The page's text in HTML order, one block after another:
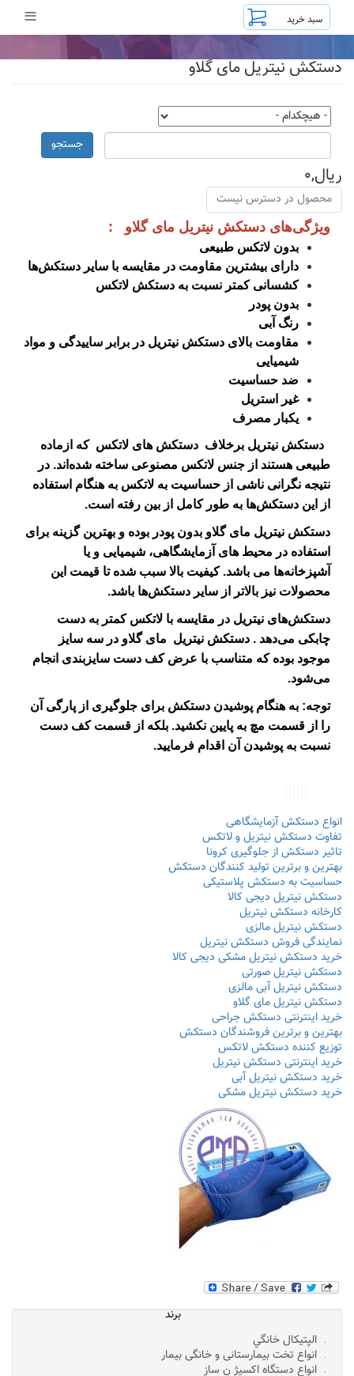
محتوای
≡
دستکش نیتریل مای گلاو
جستجو
ریال,۰
محصول در دسترس نیست
ویژگی‌های دستکش نیتریل مای گلاو :
بدون لاتکس طبیعی
دارای بیشترین مقاومت در مقایسه با سایر دستکش‌ها
کشسانی کمتر نسبت به دستکش لاتکس
بدون پودر
رنگ آبی
مقاومت بالای دستکش نیتریل در برابر ساییدگی و مواد
شیمیایی
ضد‌ حساسیت
غیر استریل
یکبار مصرف
دستکش‌ نیتریل برخلاف دستکش های لاتکس که ازماده
طبیعی هستند از جنس لاتکس مصنوعی ساخته شده‌اند. در
نتیجه نگرانی ناشی از حساسیت به لاتکس به هنگام استفاده
از این دستکش‌ها به طور کامل از بین رفته است.
دستکش نیتریل مای گلاو بدون پودر بوده و بهترین گزینه برای
استفاده در محیط‌ های آزمایشگاهی، شیمیایی و یا
آشپزخانه‌ها می‌ باشد. کیفیت بالا سبب شده تا قیمت این
محصولات نیز بالاتر از سایر دستکش‌ها باشد.
دستکش‌های نیتریل در مقایسه با لاتکس کمتر به دست
چابکی می‌دهد . دستکش نیتریل مای گلاو در سه سایز
موجود بوده که متناسب با عرض کف دست سایزبندی انجام
می‌شود.
توجه: به هنگام پوشیدن دستکش برای جلوگیری از پارگی آن
را از قسمت مچ به پایین نکشید. بلکه از قسمت کف دست
نسبت به پوشیدن آن اقدام فرمایید.
انواع دستکش آزمایشگاهی
تفاوت دستکش نیتریل و لاتکس
تاثیر دستکش از جلوگیری کرونا
بهترین و برترین تولید کنندگان دستکش
حساسیت به دستکش پلاستیکی
دستکش نیتریل دیجی کالا
کارخانه دستکش نیتریل
دستکش نیتریل مالزی
نمایندگی فروش دستکش نیتریل
خرید دستکش نیتریل مشکی دیجی کالا
دستکش نیتریل صورتی
دستکش نیتریل آبی مالزی
دستکش نیتریل مای گلاو
خرید اینترنتی دستکش جراحی
بهترین و برترین فروشندگان دستکش
توزیع کننده دستکش لاتکس
خرید اینترنتی دستکش نیتریل
خرید دستکش نیتریل آبی
خرید دستکش نیتریل مشکی
برند
الپتيکال خانگي
انواع تخت بیمارستانی و خانگی بیمار
انواع دستگاه اکسیژ ن ساز